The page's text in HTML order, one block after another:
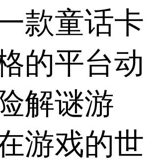
款童话卡
的平台动
解谜游
游戏的世